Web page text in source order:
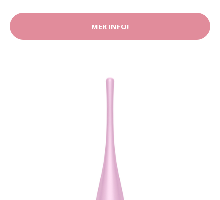
MER INFO!